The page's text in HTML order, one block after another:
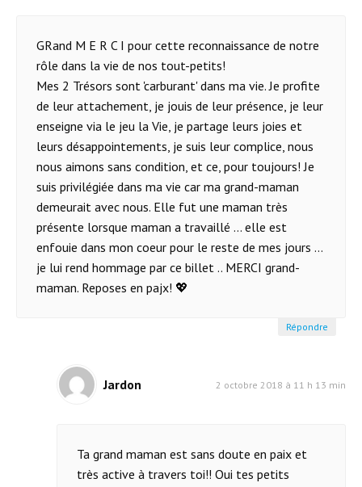
GRand M E R C I pour cette reconnaissance de notre
rôle dans la vie de nos tout-petits!
Mes 2 Trésors sont 'carburant' dans ma vie. Je profite
de leur attachement, je jouis de leur présence, je leur
enseigne via le jeu la Vie, je partage leurs joies et
leurs désappointements, je suis leur complice, nous
nous aimons sans condition, et ce, pour toujours! Je
suis privilégiée dans ma vie car ma grand-maman
demeurait avec nous. Elle fut une maman très
présente lorsque maman a travaillé ... elle est
enfouie dans mon coeur pour le reste de mes jours ...
je lui rend hommage par ce billet .. MERCI grand-
maman. Reposes en pajx! 💖
Répondre
Jardon 2 octobre 2018 à 11 h 13 min
Ta grand maman est sans doute en paix et
très active à travers toi!! Oui tes petits